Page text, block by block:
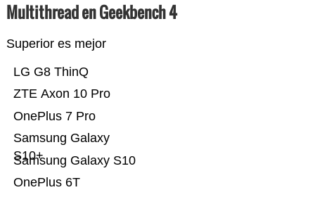
Multithread en Geekbench 4
Superior es mejor
OnePlus 6T
Samsung Galaxy S10
Samsung Galaxy
S10+
OnePlus 7 Pro
ZTE Axon 10 Pro
LG G8 ThinQ